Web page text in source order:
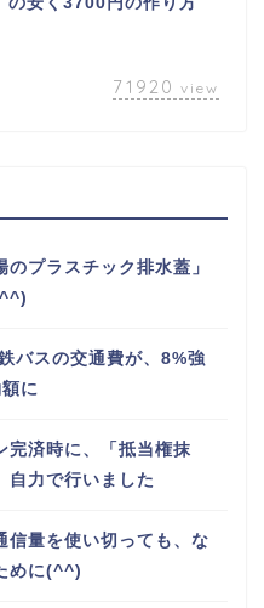
71920 view
のプラスチック排水蓋」
バスの交通費が、8%強
に
完済時に、「抵当権抹
自力で行いました
信量を使い切っても、な
めに(^^)